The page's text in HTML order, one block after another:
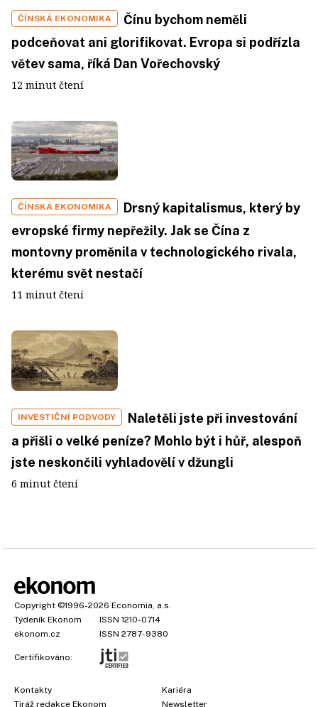
ČÍNSKÁ EKONOMIKA
Čínu bychom neměli
podceňovat ani glorifikovat. Evropa si podřízla
větev sama, říká Dan Vořechovský
12 minut čtení
ČÍNSKÁ EKONOMIKA
Drsný kapitalismus, který by
evropské firmy nepřežily. Jak se Čína z
montovny proměnila v technologického rivala,
kterému svět nestačí
11 minut čtení
INVESTIČNÍ PODVODY
Naletěli jste při investování
a přišli o velké peníze? Mohlo být i hůř, alespoň
jste neskončili vyhladovělí v džungli
6 minut čtení
Copyright ©1996-2026 Economia, a.s.
Týdeník Ekonom
ISSN 1210-0714
ekonom.cz
ISSN 2787-9380
Certifikováno:
Kontakty
Tiráž redakce Ekonom
Kariéra
Newsletter